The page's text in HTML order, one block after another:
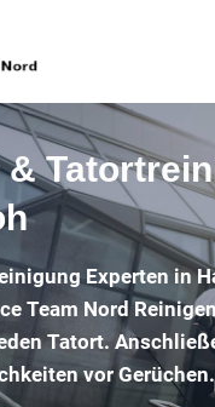
&
Experten in
Team Nord
Tatort.
vor Gerüchen.